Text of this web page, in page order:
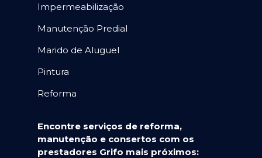
Impermeabilização
Manutenção Predial
Marido de Aluguel
Pintura
Reforma
Encontre serviços de reforma,
manutenção e consertos com os
prestadores Grifo mais próximos: